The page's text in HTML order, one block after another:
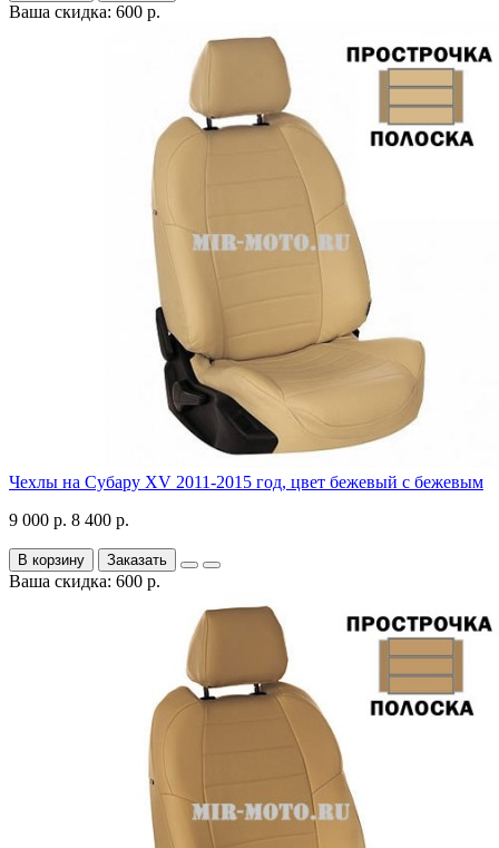
Ваша скидка: 600 р.
Чехлы на Субару XV 2011-2015 год, цвет бежевый с бежевым
9 000 р. 8 400 р.
В корзину Заказать
Ваша скидка: 600 р.